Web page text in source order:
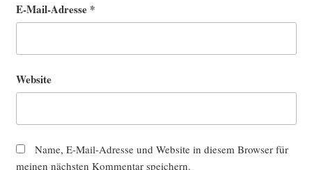
E-Mail-Adresse *
Website
Name, E-Mail-Adresse und Website in diesem Browser für
meinen nächsten Kommentar speichern.